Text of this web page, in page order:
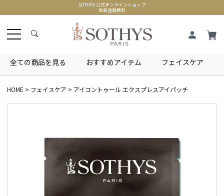
SOTHYS 公式オンラインショップ
会員登録無料
全ての商品を見る おすすめアイテム フェイスケア
HOME フェイスケア アイコントゥール エクスプレスアイパッチ